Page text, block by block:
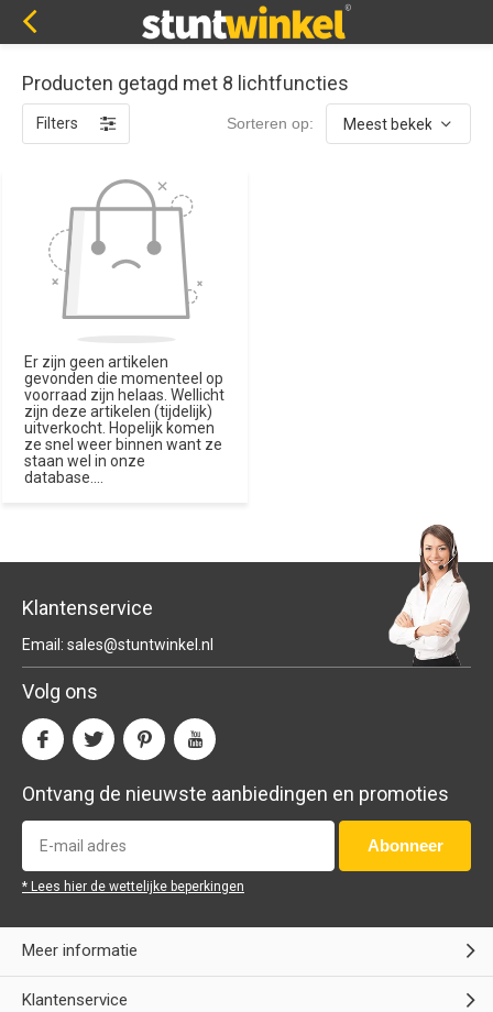
Producten getagd met 8 lichtfuncties
Filters Sorteren op:
Er zijn geen artikelen
gevonden die momenteel op
voorraad zijn helaas. Wellicht
zijn deze artikelen (tijdelijk)
uitverkocht. Hopelijk komen
ze snel weer binnen want ze
staan wel in onze
database....
Klantenservice
Email: sales@stuntwinkel.nl
Volg ons
Ontvang de nieuwste aanbiedingen en promoties
Abonneer
* Lees hier de wettelijke beperkingen
Meer informatie
Klantenservice